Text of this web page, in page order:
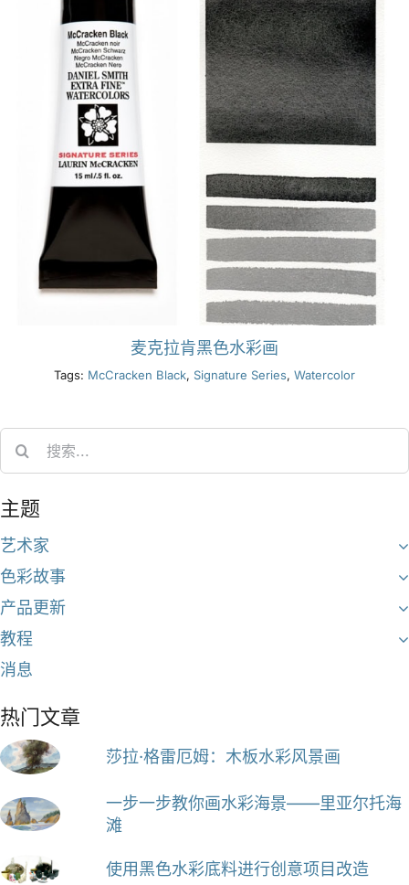
麦克拉肯黑色水彩画
Tags: McCracken Black, Signature Series, Watercolor
主题
艺术家
色彩故事
产品更新
教程
消息
热门文章
莎拉·格雷厄姆：木板水彩风景画
一步一步教你画水彩海景——里亚尔托海
滩
使用黑色水彩底料进行创意项目改造